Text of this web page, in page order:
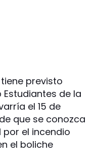
previsto
de la
el 15 de
que se conozca
por el incendio
el boliche